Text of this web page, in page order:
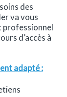
des
va vous
professionnel
d’accès à
adapté :